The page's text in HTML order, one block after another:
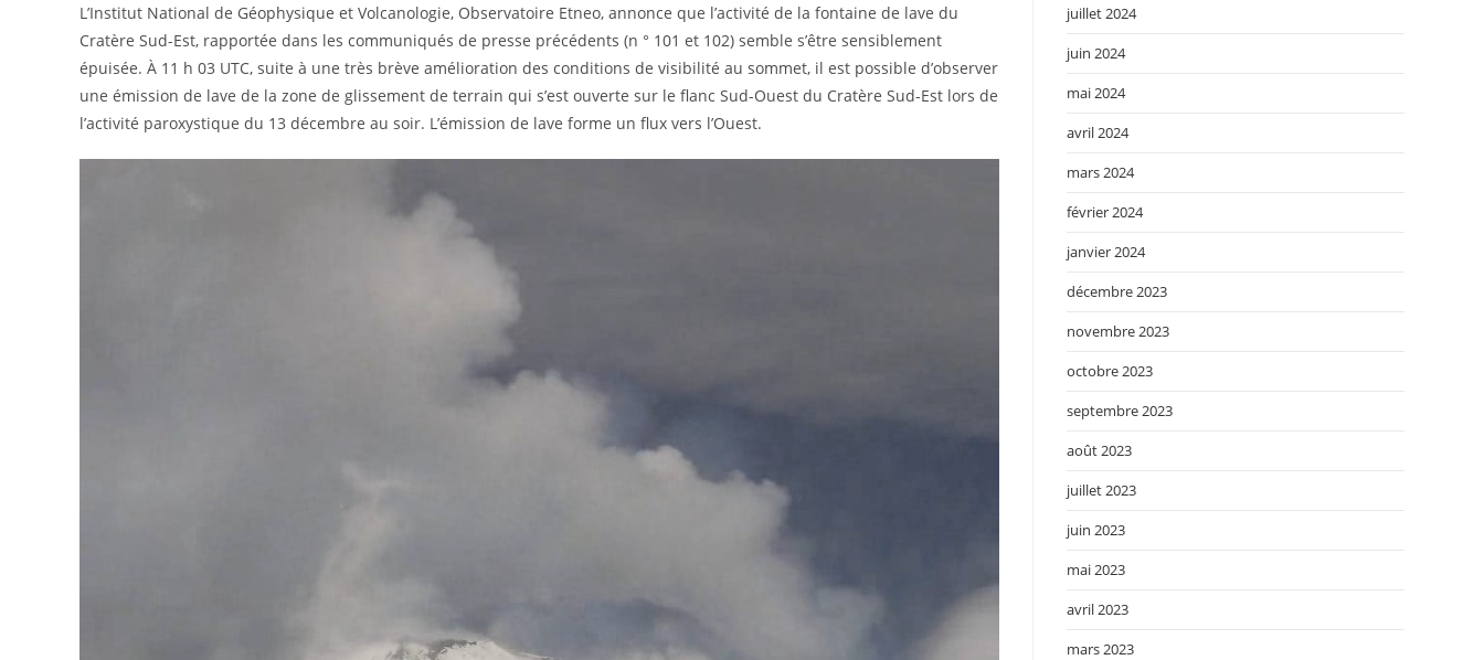
L’Institut National de Géophysique et Volcanologie, Observatoire Etneo, annonce que l’activité de la fontaine de lave du
Cratère Sud-Est, rapportée dans les communiqués de presse précédents (n ° 101 et 102) semble s’être sensiblement
épuisée. À 11 h 03 UTC, suite à une très brève amélioration des conditions de visibilité au sommet, il est possible d’observer
une émission de lave de la zone de glissement de terrain qui s’est ouverte sur le flanc Sud-Ouest du Cratère Sud-Est lors de
l’activité paroxystique du 13 décembre au soir. L’émission de lave forme un flux vers l’Ouest.
juillet 2024
juin 2024
mai 2024
avril 2024
mars 2024
février 2024
janvier 2024
décembre 2023
novembre 2023
octobre 2023
septembre 2023
août 2023
juillet 2023
juin 2023
mai 2023
avril 2023
mars 2023